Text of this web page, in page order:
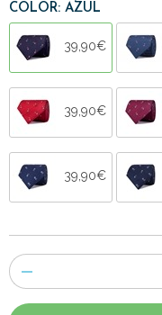
COLOR: AZUL
39,90€
39,90€
39,90€
Número
de
artículos